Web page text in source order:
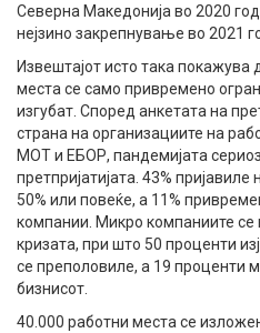
Северна Македонија во 2020
нејзино закрепнување во 2021
Извештајот исто така покажува
места се само привремено
изгубат. Според анкетата на
страна на организациите на
МОТ и ЕБОР, пандемијата
претпријатијата. 43%
50% или повеќе, а 11%
компании. Микро компаниите се
кризата, при што 50 проценти
се преполовиле, а 19 проценти
бизнисот.
40.000 работни места се